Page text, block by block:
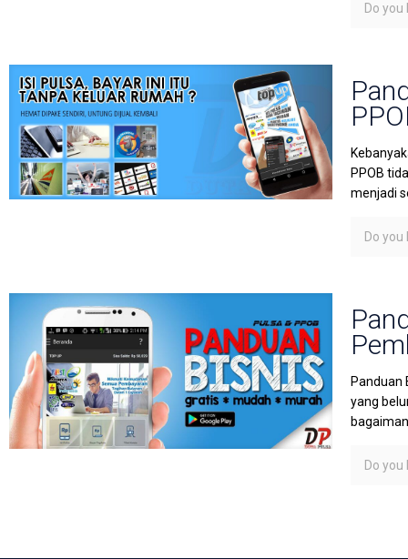
Do you
PPOB
menjadi
Do you
Panduan
yang
Do you